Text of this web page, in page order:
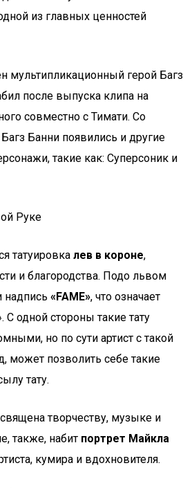
из главных ценностей
мультипликационный герой Багз
после выпуска клипа на
совместно с Тимати. Со
Банни появились и другие
такие как: Суперсоник и
Руке
татуировка лев в короне,
и благородства. Подо львом
«FAME», что означает
одной стороны такие тату
но по сути артист с такой
может позволить себе такие
тату.
творчеству, музыке и
также, набит портрет Майкла
кумира и вдохновителя.